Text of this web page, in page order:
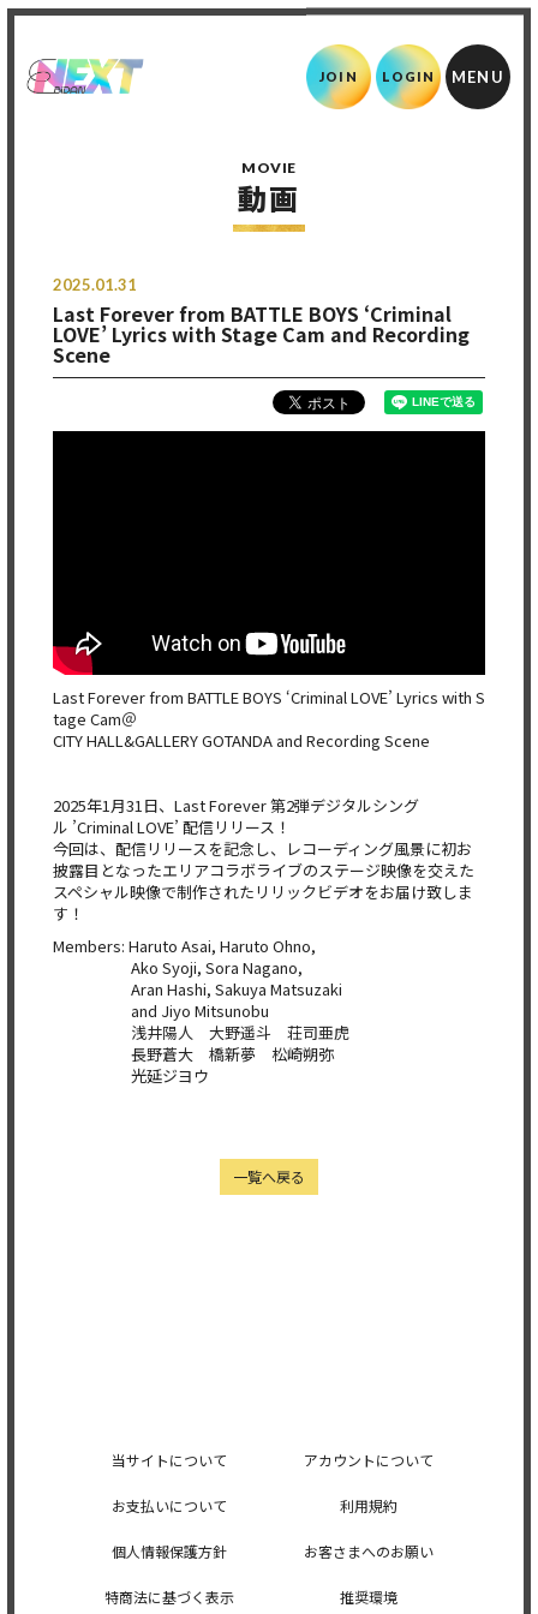
JOIN LOGIN
MOVIE
動画
2025.01.31
Last Forever from BATTLE BOYS ‘Criminal
LOVE’ Lyrics with Stage Cam and Recording
Scene
Last Forever from BATTLE BOYS ‘Criminal LOVE’ Lyrics with S
tage Cam＠
CITY HALL&GALLERY GOTANDA and Recording Scene
2025年1月31日、Last Forever 第2弾デジタルシング
ル ’Criminal LOVE’ 配信リリース！
今回は、配信リリースを記念し、レコーディング風景に初お
披露目となったエリアコラボライブのステージ映像を交えた
スペシャル映像で制作されたリリックビデオをお届け致しま
す！
Members: Haruto Asai, Haruto Ohno,
Ako Syoji, Sora Nagano,
Aran Hashi, Sakuya Matsuzaki
and Jiyo Mitsunobu
浅井陽人 大野遥斗 荘司亜虎
長野蒼大 橋新夢 松崎朔弥
光延ジヨウ
一覧へ戻る
当サイトについて アカウントについて
お支払いについて 利用規約
個人情報保護方針 お客さまへのお願い
特商法に基づく表示 推奨環境